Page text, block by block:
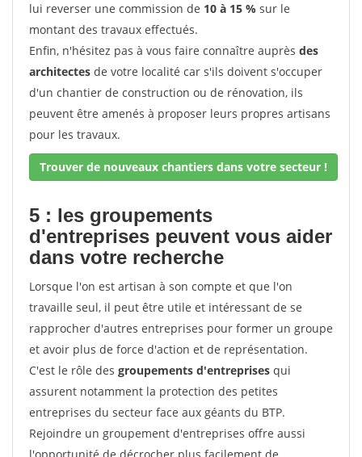
lui reverser une commission de 10 à 15 % sur le
montant des travaux effectués.
Enfin, n'hésitez pas à vous faire connaître auprès des
architectes de votre localité car s'ils doivent s'occuper
d'un chantier de construction ou de rénovation, ils
peuvent être amenés à proposer leurs propres artisans
pour les travaux.
Trouver de nouveaux chantiers dans votre secteur !
5 : les groupements
d'entreprises peuvent vous aider
dans votre recherche
Lorsque l'on est artisan à son compte et que l'on
travaille seul, il peut être utile et intéressant de se
rapprocher d'autres entreprises pour former un groupe
et avoir plus de force d'action et de représentation.
C'est le rôle des groupements d'entreprises qui
assurent notamment la protection des petites
entreprises du secteur face aux géants du BTP.
Rejoindre un groupement d'entreprises offre aussi